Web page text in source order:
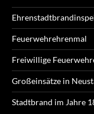
Feuerwehrehrenmal
Freiwillige
Großeinsätze in
Stadtbrand im Jahre